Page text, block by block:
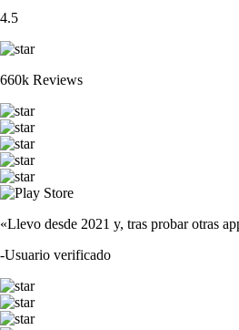
4.5
660k Reviews
«Llevo desde 2021 y, tras probar otras
-Usuario verificado